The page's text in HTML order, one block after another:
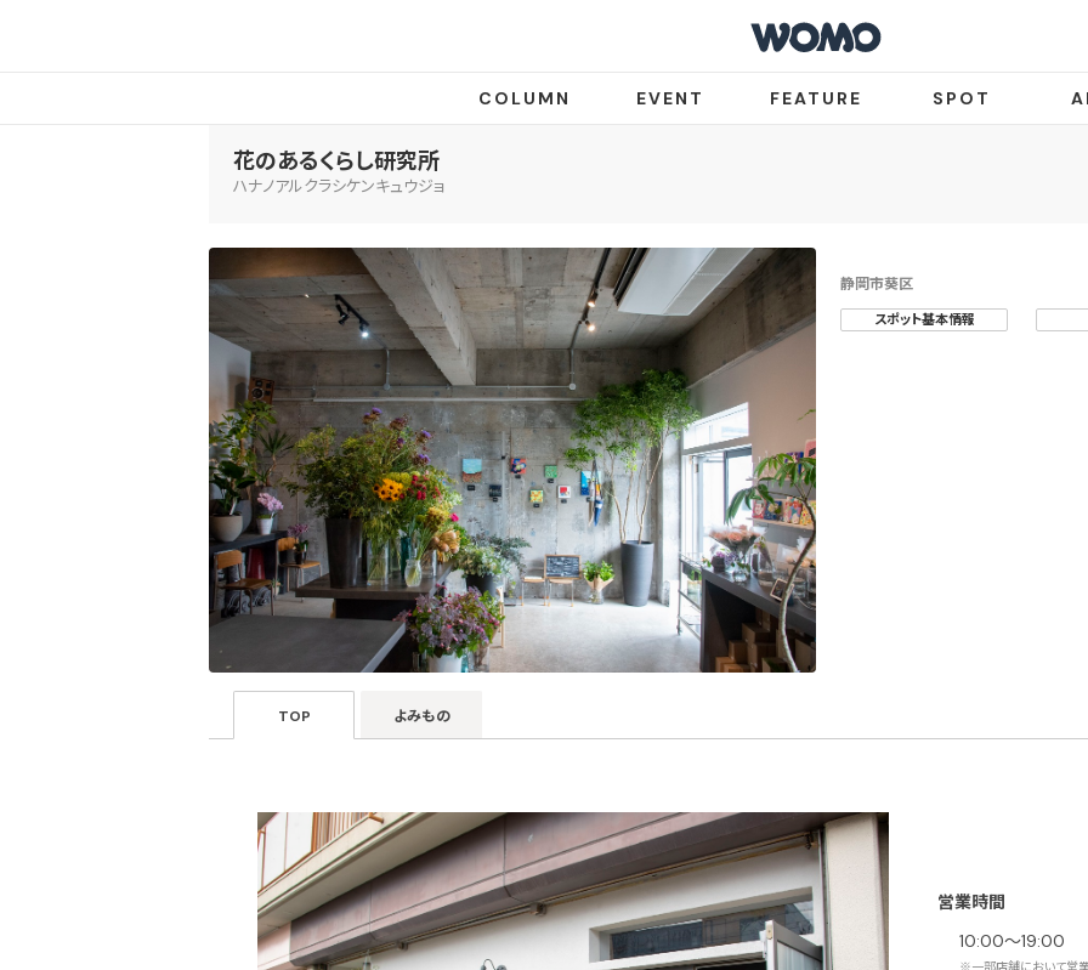
COLUMN EVENT FEATURE SPOT
花のあるくらし研究所
ハナノアルクラシケンキュウジョ
静岡市葵区
スポット基本情報
TOP よみもの
営業時間
10:00〜19:00